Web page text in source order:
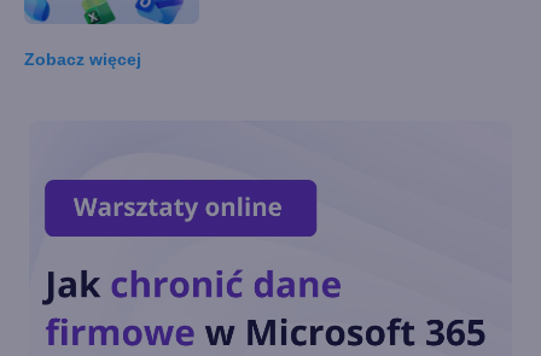
Lipcowa aktualizacja Copilota
w Excelu. Duże zmiany dzięki
GPT i Claude Opus
Zobacz więcej